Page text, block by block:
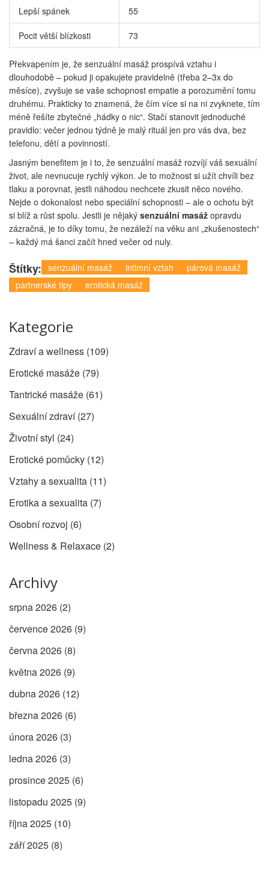
Lepší spánek 55
Pocit větší blízkosti 73
Překvapením je, že senzuální masáž prospívá vztahu i
dlouhodobě – pokud ji opakujete pravidelně (třeba 2–3x do
měsíce), zvyšuje se vaše schopnost empatie a porozumění tomu
druhému. Prakticky to znamená, že čím více si na ni zvyknete, tím
méně řešíte zbytečné „hádky o nic“. Stačí stanovit jednoduché
pravidlo: večer jednou týdně je malý rituál jen pro vás dva, bez
telefonu, dětí a povinností.
Jasným benefitem je i to, že senzuální masáž rozvíjí váš sexuální
život, ale nevnucuje rychlý výkon. Je to možnost si užít chvíli bez
tlaku a porovnat, jestli náhodou nechcete zkusit něco nového.
Nejde o dokonalost nebo speciální schopnosti – ale o ochotu být
si blíž a růst spolu. Jestli je nějaký senzuální masáž opravdu
zázračná, je to díky tomu, že nezáleží na věku ani „zkušenostech“
– každý má šanci začít hned večer od nuly.
Štítky: senzuální masáž intimní vztah
párová masáž
partnerské tipy
erotická masáž
Kategorie
Zdraví a wellness (109)
Erotické masáže (79)
Tantrické masáže (61)
Sexuální zdraví(27)
Životní styl (24)
Erotické pomůcky (12)
Vztahy a sexualita (11)
Erotika a sexualita (7)
Osobní rozvoj (6)
Wellness & Relaxace (2)
Archivy
srpna 2026 (2)
července 2026 (9)
června 2026 (8)
května 2026 (9)
dubna 2026 (12)
března 2026 (6)
února 2026 (3)
ledna 2026 (3)
prosince 2025 (6)
listopadu 2025 (9)
října 2025 (10)
září 2025 (8)